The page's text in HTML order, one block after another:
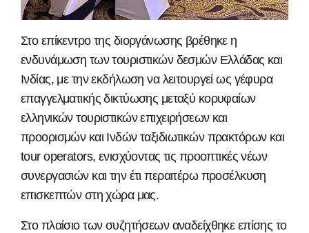
Στο επίκεντρο της διοργάνωσης βρέθηκε η
ενδυνάμωση των τουριστικών δεσμών Ελλάδας και
Ινδίας, με την εκδήλωση να λειτουργεί ως γέφυρα
επαγγελματικής δικτύωσης μεταξύ κορυφαίων
ελληνικών τουριστικών επιχειρήσεων και
προορισμών και Ινδών ταξιδιωτικών πρακτόρων και
tour operators, ενισχύοντας τις προοπτικές νέων
συνεργασιών και την έτι περαιτέρω προσέλκυση
επισκεπτών στη χώρα μας.
Στο πλαίσιο των συζητήσεων αναδείχθηκε επίσης το